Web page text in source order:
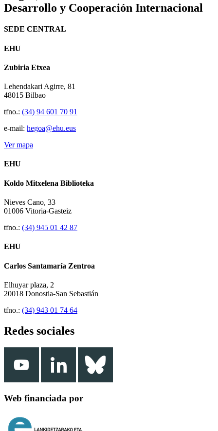
Desarrollo y Cooperación Internacional
SEDE CENTRAL
EHU
Zubiria Etxea
Lehendakari Agirre, 81
48015 Bilbao
tfno.: (34) 94 601 70 91
e-mail: hegoa@ehu.eus
Ver mapa
EHU
Koldo Mitxelena Biblioteka
Nieves Cano, 33
01006 Vitoria-Gasteiz
tfno.: (34) 945 01 42 87
EHU
Carlos Santamaría Zentroa
Elhuyar plaza, 2
20018 Donostia-San Sebastián
tfno.: (34) 943 01 74 64
Redes sociales
Web financiada por